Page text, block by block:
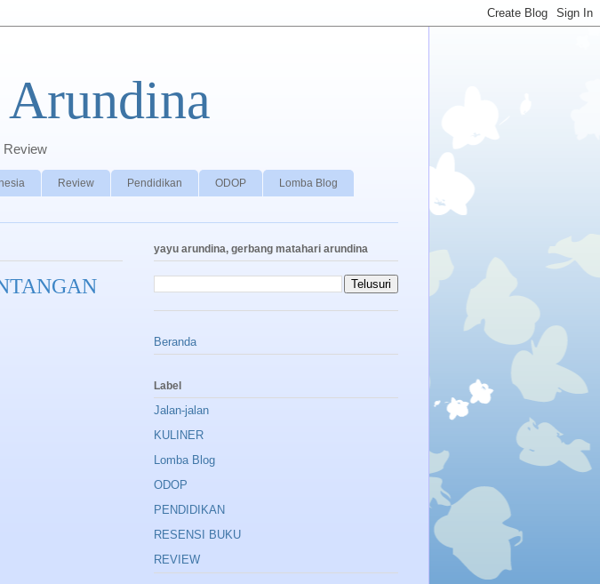
Review
Review Pendidikan ODOP Lomba Blog
yayu arundina, gerbang matahari arundina
Beranda
Label
Jalan-jalan
KULINER
Lomba Blog
ODOP
PENDIDIKAN
RESENSI BUKU
REVIEW